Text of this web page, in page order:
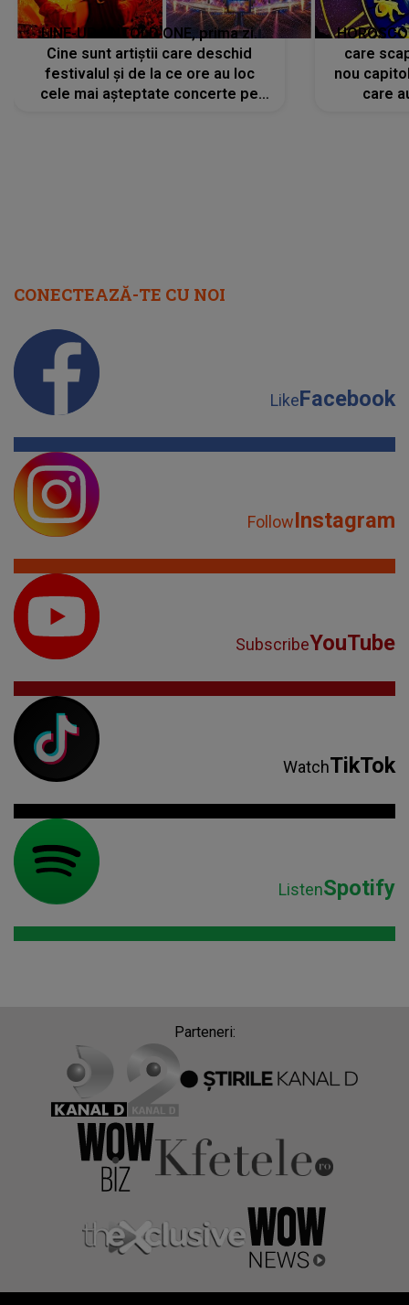
LINE-UP UNTOLD ONE, prima zi.
Cine sunt artiștii care deschid
festivalul și de la ce ore au loc
cele mai așteptate concerte pe
care
nou
care
CONECTEAZĂ-TE CU NOI
LikeFacebook
FollowInstagram
SubscribeYouTube
WatchTikTok
ListenSpotify
Parteneri: